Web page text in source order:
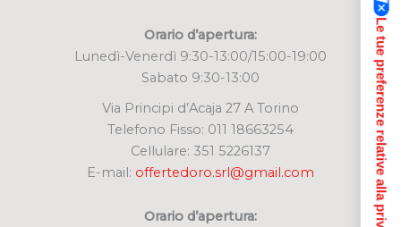
Orario d’apertura:
Lunedì-Venerdì 9:30-13:00/15:00-19:00
Sabato 9:30-13:00
Via Principi d’Acaja 27 A Torino
Telefono Fisso: 011 18663254
Cellulare: 351 5226137
E-mail: offertedoro.srl@gmail.com
Orario d’apertura: Le tue preferenze relative alla privacy